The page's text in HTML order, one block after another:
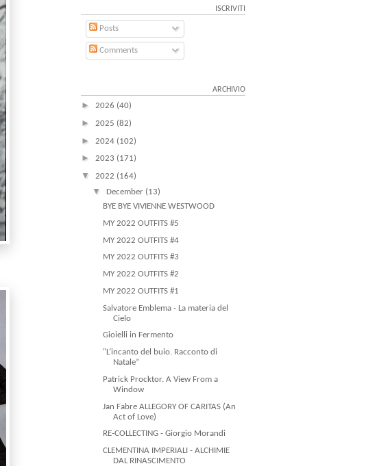
ISCRIVITI
Posts
Comments
ARCHIVIO
► 2026 (40)
► 2025 (82)
► 2024 (102)
► 2023 (171)
▼ 2022 (164)
▼ December (13)
BYE BYE VIVIENNE WESTWOOD
MY 2022 OUTFITS #5
MY 2022 OUTFITS #4
MY 2022 OUTFITS #3
MY 2022 OUTFITS #2
MY 2022 OUTFITS #1
Salvatore Emblema - La materia del
Cielo
Gioielli in Fermento
"L’incanto del buio. Racconto di
Natale”
Patrick Procktor. A View From a
Window
Jan Fabre ALLEGORY OF CARITAS (An
Act of Love)
RE-COLLECTING - Giorgio Morandi
CLEMENTINA IMPERIALI - ALCHIMIE
DAL RINASCIMENTO